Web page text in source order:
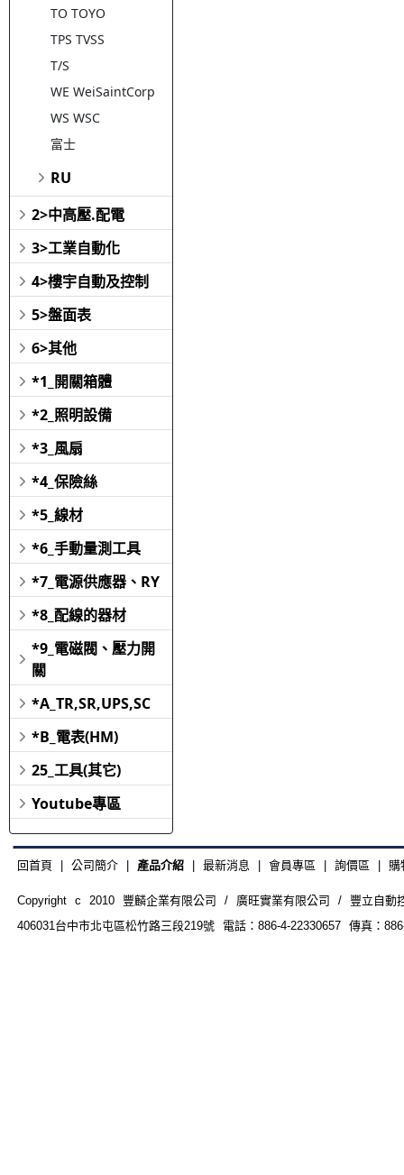
TO TOYO
TPS TVSS
T/S
WE WeiSaintCorp
WS WSC
富士
RU
2>中高壓.配電
3>工業自動化
4>樓宇自動及控制
5>盤面表
6>其他
*1_開關箱體
*2_照明設備
*3_風扇
*4_保險絲
*5_線材
*6_手動量測工具
*7_電源供應器、RY
*8_配線的器材
*9_電磁閥、壓力開
關
*A_TR,SR,UPS,SC
*B_電表(HM)
25_工具(其它)
Youtube專區
回首頁 公司簡介| 產品介紹| 最新消息 會員專區 詢價區 購
Copyright c 2010 豐麟企業有限公司 / 廣旺實業有限公司 / 豐立自動
406031台中市北屯區松竹路三段219號 電話：886-4-22330657 傳真：